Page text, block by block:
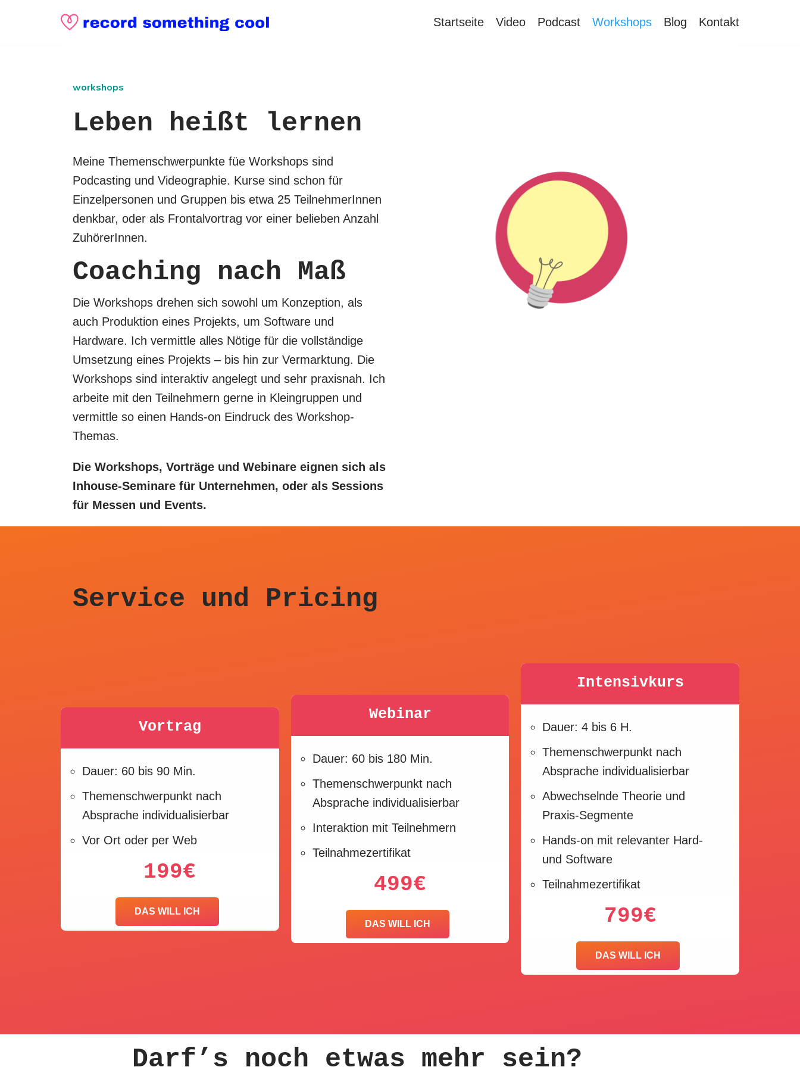
Startseite Video Podcast Workshops Blog Kontakt
workshops
Leben heißt lernen
Meine Themenschwerpunkte füe Workshops sind
Podcasting und Videographie. Kurse sind schon für
Einzelpersonen und Gruppen bis etwa 25 TeilnehmerInnen
denkbar, oder als Frontalvortrag vor einer belieben Anzahl
ZuhörerInnen.
Coaching nach Maß
Die Workshops drehen sich sowohl um Konzeption, als
auch Produktion eines Projekts, um Software und
Hardware. Ich vermittle alles Nötige für die vollständige
Umsetzung eines Projekts – bis hin zur Vermarktung. Die
Workshops sind interaktiv angelegt und sehr praxisnah. Ich
arbeite mit den Teilnehmern gerne in Kleingruppen und
vermittle so einen Hands-on Eindruck des Workshop-
Themas.
Die Workshops, Vorträge und Webinare eignen sich als
Inhouse-Seminare für Unternehmen, oder als Sessions
für Messen und Events.
Service und Pricing
Vortrag
Dauer: 60 bis 90 Min.
Themenschwerpunkt nach
Absprache individualisierbar
Vor Ort oder per Web
199€
DAS WILL ICH
Webinar
Dauer: 60 bis 180 Min.
Themenschwerpunkt nach
Absprache individualisierbar
Interaktion mit Teilnehmern
Teilnahmezertifikat
499€
DAS WILL ICH
Intensivkurs
Dauer: 4 bis 6 H.
Themenschwerpunkt nach
Absprache individualisierbar
Abwechselnde Theorie und
Praxis-Segmente
Hands-on mit relevanter Hard-
und Software
Teilnahmezertifikat
799€
DAS WILL ICH
Darf’s noch etwas mehr sein?